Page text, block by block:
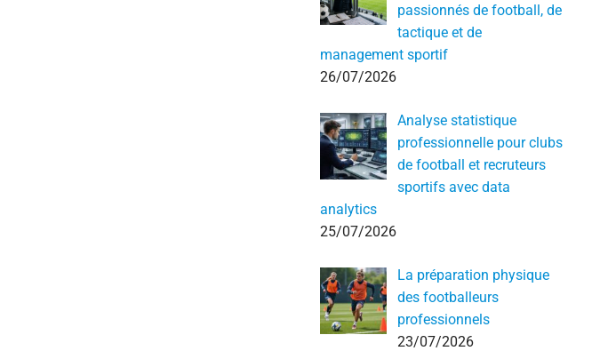
passionnés de football, de
tactique et de
management sportif
26/07/2026
Analyse statistique
professionnelle pour clubs
de football et recruteurs
sportifs avec data
analytics
25/07/2026
La préparation physique
des footballeurs
professionnels
23/07/2026